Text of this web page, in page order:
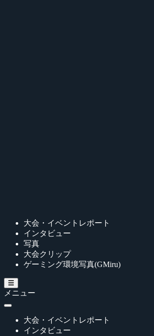
大会・イベントレポート
インタビュー
写真
大会クリップ
ゲーミング環境写真(GMiru)
メニュー
大会・イベントレポート
インタビュー